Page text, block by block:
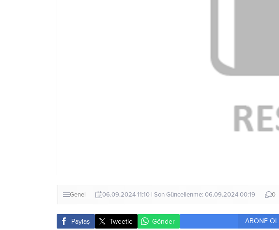
Genel 06.09.2024 11:10 | Son Güncellenme: 06.09.2024 00:19 0
Paylaş Tweetle Gönder ABONE OL